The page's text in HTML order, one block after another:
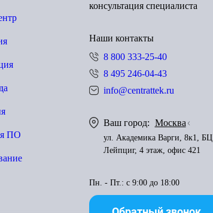
ПО
консультация специалиста
Наши контакты
8 800 333-25-40
8 495 246-04-43
info@centrattek.ru
Ваш город: Москва
ул. Академика Варги, 8к1, БЦ
Лейпциг, 4 этаж, офис 421
Пн. - Пт.: с 9:00 до 18:00